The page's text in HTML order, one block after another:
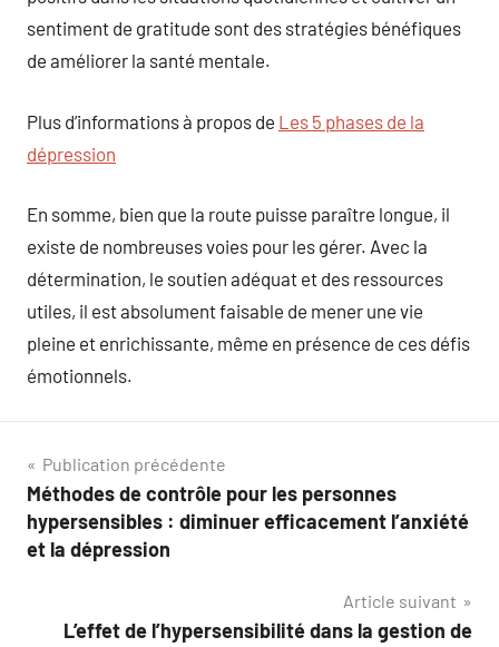
sentiment de gratitude sont des stratégies bénéfiques
de améliorer la santé mentale.
Plus d’informations à propos de Les 5 phases de la
dépression
En somme, bien que la route puisse paraître longue, il
existe de nombreuses voies pour les gérer. Avec la
détermination, le soutien adéquat et des ressources
utiles, il est absolument faisable de mener une vie
pleine et enrichissante, même en présence de ces défis
émotionnels.
Navigation
de
l’article
Publication précédente
Méthodes de contrôle pour les personnes
hypersensibles : diminuer efficacement l’anxiété
et la dépression
Article suivant
L’effet de l’hypersensibilité dans la gestion de